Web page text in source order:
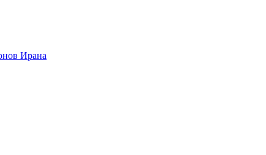
Ирана